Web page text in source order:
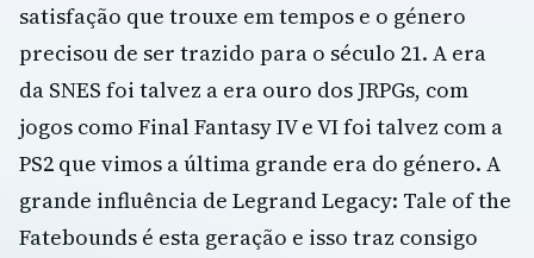
satisfação que trouxe em tempos e o género
precisou de ser trazido para o século 21. A era
da SNES foi talvez a era ouro dos JRPGs, com
jogos como Final Fantasy IV e VI foi talvez com a
PS2 que vimos a última grande era do género. A
grande influência de Legrand Legacy: Tale of the
Fatebounds é esta geração e isso traz consigo